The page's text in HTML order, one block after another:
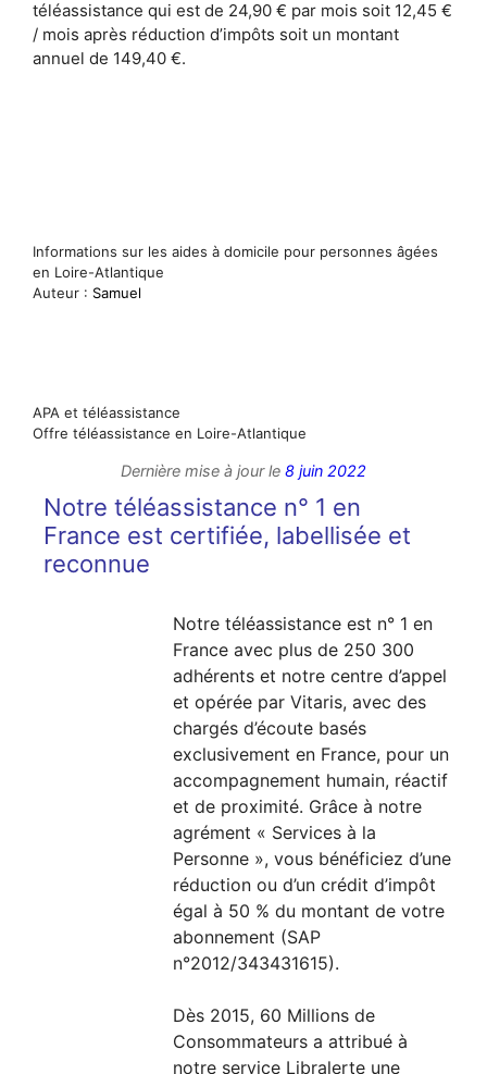
téléassistance qui est de 24,90 € par mois soit 12,45 €
/ mois après réduction d’impôts soit un montant
annuel de 149,40 €.
Informations sur les aides à domicile pour personnes âgées
en Loire-Atlantique
Auteur : Samuel
APA et téléassistance
Offre téléassistance en Loire-Atlantique
Dernière mise à jour le 8 juin 2022
Notre téléassistance n° 1 en
France est certifiée, labellisée et
reconnue
Notre téléassistance est n° 1 en
France avec plus de 250 300
adhérents et notre centre d’appel
et opérée par Vitaris, avec des
chargés d’écoute basés
exclusivement en France, pour un
accompagnement humain, réactif
et de proximité. Grâce à notre
agrément « Services à la
Personne », vous bénéficiez d’une
réduction ou d’un crédit d’impôt
égal à 50 % du montant de votre
abonnement (SAP
n°2012/343431615).
Dès 2015, 60 Millions de
Consommateurs a attribué à
notre service Libralerte une